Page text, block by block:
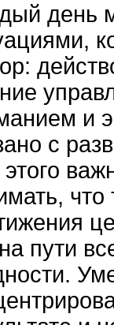
день
и
с
что
пути